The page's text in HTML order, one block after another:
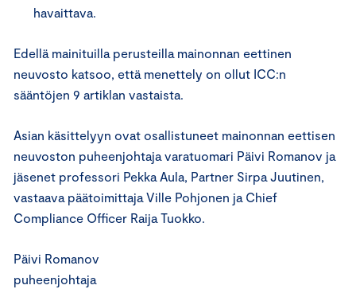
havaittava.
Edellä mainituilla perusteilla mainonnan eettinen
neuvosto katsoo, että menettely on ollut ICC:n
sääntöjen 9 artiklan vastaista.
Asian käsittelyyn ovat osallistuneet mainonnan eettisen
neuvoston puheenjohtaja varatuomari Päivi Romanov ja
jäsenet professori Pekka Aula, Partner Sirpa Juutinen,
vastaava päätoimittaja Ville Pohjonen ja Chief
Compliance Officer Raija Tuokko.
Päivi Romanov
puheenjohtaja